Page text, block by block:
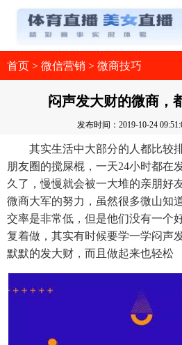
首页 > 微信营销 > 微商技巧
闷声发大财的微商，
发布时间：2019-10-24
其实生活中大部分的人都比较
朋友圈的搅屎棍，一天24小时都在
久了，慢慢就会被一大堆的亲朋好
微商大军的努力，虽然很多微山知
交率是非常低，但是他们没有一个
复着做，其实有时候要学一学闷声
默默的发大财，而且做起来也轻松